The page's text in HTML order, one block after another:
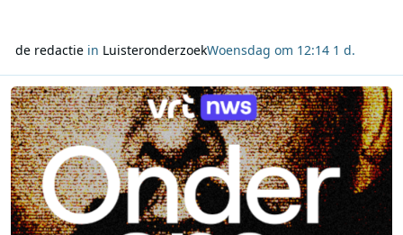
de redactiein LuisteronderzoekWoensdag om 12:14 1 d.
Lees meer over VRT NWS belicht de zaak-Dutroux in nieuwe